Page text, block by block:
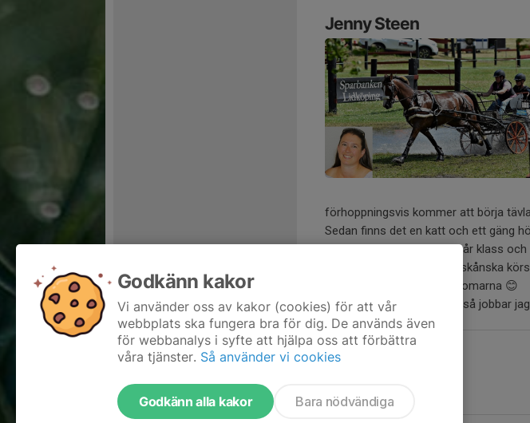
Jenny Steen
förhoppningsvis kommer att börja
Sedan finns det en katt och ett gäng
Kusk:Jag tävlar enbet i svår klass
Jag är aktiv i skånska
modiga typer dom där groomarna 😊
Vanligt jobb:I vanliga fall så jobbar
Godkänn kakor
Vi använder oss av kakor (cookies) för att vår
webbplats ska fungera bra för dig. De används även
för webbanalys i syfte att hjälpa oss att förbättra
våra tjänster. Så använder vi cookies
Godkänn alla kakor Bara nödvändiga